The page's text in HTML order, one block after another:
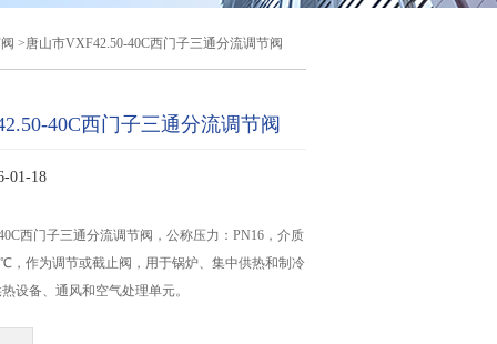
>唐山市VXF42.50-40C西门子三通分流调节阀
40C西门子三通分流调节阀
01-18
西门子三通分流调节阀，公称压力：PN16，介质
作为调节或截止阀，用于锅炉、集中供热和制冷
设备、通风和空气处理单元。